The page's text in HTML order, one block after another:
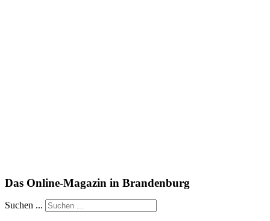
Das Online-Magazin in Brandenburg
Suchen ...